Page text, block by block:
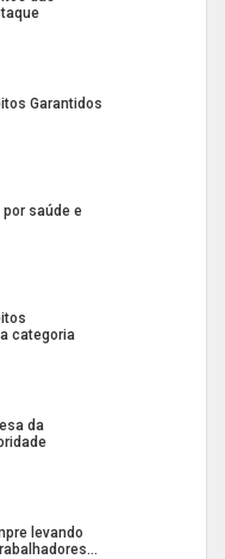
Garantidos
por saúde e
categoria
da
levando